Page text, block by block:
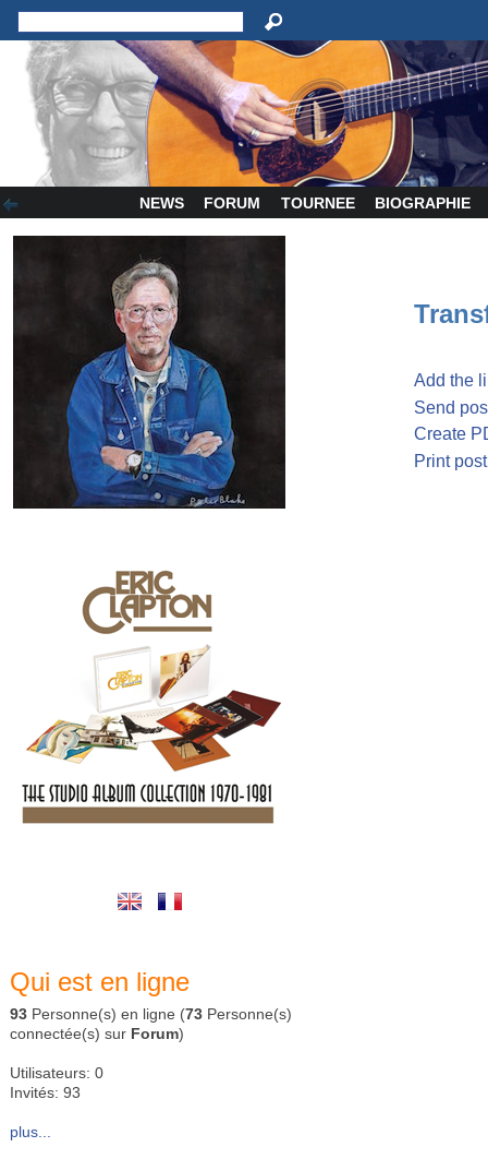
NEWS FORUM TOURNEE BIOGRAPHIE
Qui est en ligne
93 Personne(s) en ligne (73 Personne(s)
connectée(s) sur Forum)
Utilisateurs: 0
Invités: 93
plus...
Add the
Send
Create
Print post